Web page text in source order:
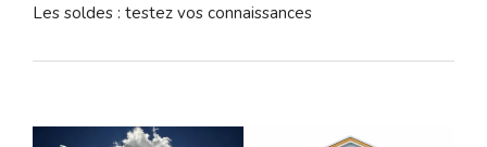
Les soldes : testez vos connaissances